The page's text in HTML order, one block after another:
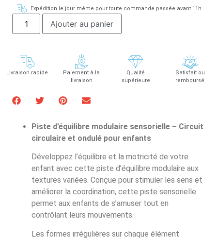
Expédition le jour même pour toute commande passée avant 11h
Ajouter au panier
Livraison rapide
Paiement à la
livraison
Qualité
supérieure
Satisfait ou
remboursé
Piste d’équilibre modulaire sensorielle – Circuit
circulaire et ondulé pour enfants
Développez l’équilibre et la motricité de votre
enfant avec cette piste d’équilibre modulaire aux
textures variées. Conçue pour stimuler les sens et
améliorer la coordination, cette piste sensorielle
permet aux enfants de s’amuser tout en
contrôlant leurs mouvements.
Les formes irrégulières sur chaque élément